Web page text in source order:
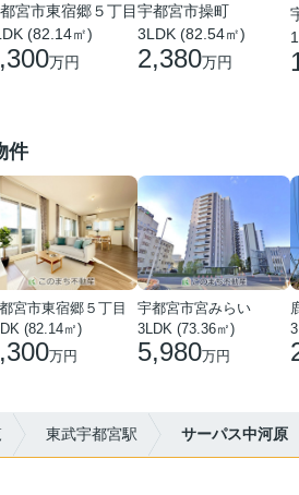
宮市東宿郷５丁目
(82.14㎡)
万円
宇都宮市操町
3LDK (82.54㎡)
2,380万円
件
宮市東宿郷５丁目
(82.14㎡)
万円
宇都宮市宮みらい
3LDK (73.36㎡)
5,980万円
東武宇都宮駅 サーパス中河原